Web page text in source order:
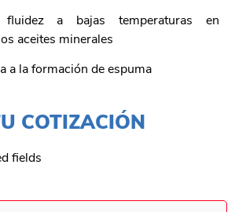
fluidez a bajas temperaturas en
aceites minerales
a la formación de espuma
COTIZACIÓN
fields